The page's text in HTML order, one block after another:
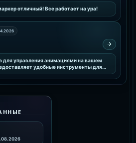
отличный! Все работает на ура!
для управления анимациями на вашем
удобные инструменты для
анимаций, улучшая визуальное